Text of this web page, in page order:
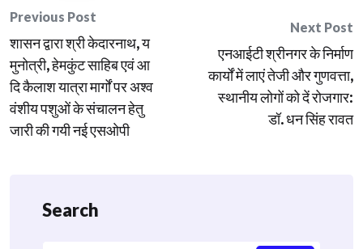
Post
navigation
Previous Post
शासन द्वारा श्री केदारनाथ, य
मुनोत्री, हेमकुंट साहिब एवं आ
दि कैलाश यात्रा मार्गों पर अश्व
वंशीय पशुओं के संचालन हेतु
जारी की गयी नई एसओपी
Next Post
एनआईटी श्रीनगर के निर्माण
कार्यों में लाएं तेजी और गुणवत्ता,
स्थानीय लोगों को दें रोजगार:
डॉ. धन सिंह रावत
Search